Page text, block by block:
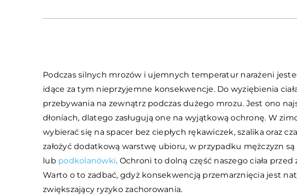
Podczas silnych mrozów i ujemnych temperatur narażeni
idące za tym nieprzyjemne konsekwencje. Do wyziębienia
przebywania na zewnątrz podczas dużego mrozu. Jest ono
dłoniach, dlatego zasługują one na wyjątkową ochronę. W
wybierać się na spacer bez ciepłych rękawiczek, szalika oraz
założyć dodatkową warstwę ubioru, w przypadku mężczyzn
lub podkolanówki. Ochroni to dolną część naszego ciała
Warto o to zadbać, gdyż konsekwencją przemarznięcia jest
zwiększający ryzyko zachorowania.